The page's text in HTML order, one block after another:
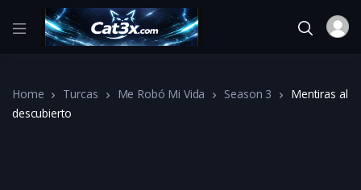
Home Turcas Me Robó Mi Vida Season 3
Mentiras al
descubierto